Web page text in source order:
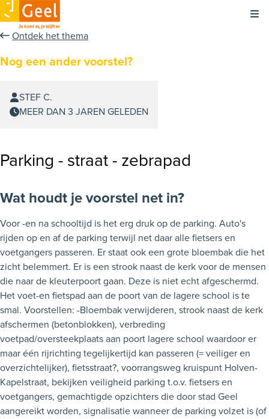
Ontdek het thema
Nog een ander voorstel?
STEF C.
MEER DAN 3 JAREN GELEDEN
Parking - straat - zebrapad
Wat houdt je voorstel net in?
Voor -en na schooltijd is het erg druk op de parking. Auto's
rijden op en af de parking terwijl net daar alle fietsers en
voetgangers passeren. Er staat ook een grote bloembak die het
zicht belemmert. Er is een strook naast de kerk voor de mensen
die naar de kleuterpoort gaan. Deze is niet echt afgeschermd.
Het voet-en fietspad aan de poort van de lagere school is te
smal. Voorstellen: -Bloembak verwijderen, strook naast de kerk
afschermen (betonblokken), verbreding
voetpad/oversteekplaats aan poort lagere school waardoor er
maar één rijrichting tegelijkertijd kan passeren (= veiliger en
overzichtelijker), fietsstraat?, voorrangsweg kruispunt Holven-
Kapelstraat, bekijken veiligheid parking t.o.v. fietsers en
voetgangers, gemachtigde opzichters die door stad Geel
aangereikt worden, signalisatie wanneer de parking volzet is (of